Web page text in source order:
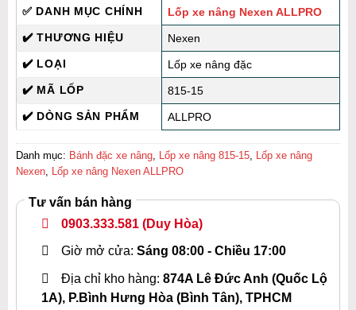
✅ DANH MỤC CHÍNH
Lốp xe nâng Nexen ALLPRO
✔️ THƯƠNG HIỆU
Nexen
✔️ LOẠI
Lốp xe nâng đặc
✔️ MÃ LỐP
815-15
✔️ DÒNG SẢN PHẨM
ALLPRO
Danh mục: Bánh đặc xe nâng, Lốp xe nâng 815-15, Lốp xe nâng
Nexen, Lốp xe nâng Nexen ALLPRO
Tư vấn bán hàng
0903.333.581 (Duy Hòa)
Giờ mở cửa: Sáng 08:00 - Chiều 17:00
Địa chỉ kho hàng: 874A Lê Đức Anh (Quốc Lộ
1A), P.Bình Hưng Hòa (Bình Tân), TPHCM